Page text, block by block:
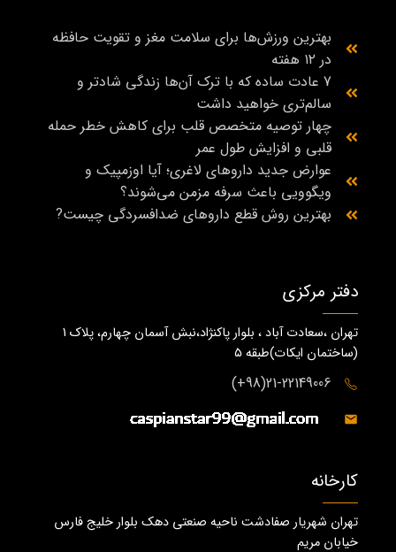
بهترین ورزش‌ها برای سلامت مغز و تقویت حافظه
در ۱۲ هفته
7 عادت ساده که با ترک آن‌ها زندگی شادتر و
سالم‌تری خواهید داشت
چهار توصیه متخصص قلب برای کاهش خطر حمله
قلبی و افزایش طول عمر
عوارض جدید داروهای لاغری؛ آیا اوزمپیک و
ویگوویی باعث سرفه مزمن می‌شوند؟
بهترین روش قطع داروهای ضدافسردگی چیست?
دفتر مرکزی
تهران ،سعادت آباد ، بلوار پاکنژاد،نبش آسمان چهارم، پلاک 1
(ساختمان ايكات)طبقه ٥
21-22149006(98+)
کارخانه
تهران شهریار صفادشت ناحیه صنعتی دهک بلوار خلیج فارس
خیابان مریم